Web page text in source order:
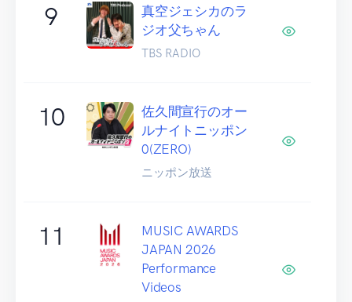
9
真空ジェシカのラ
ジオ父ちゃん
TBS RADIO
10
佐久間宣行のオー
ルナイトニッポン
0(ZERO)
ニッポン放送
11
MUSIC AWARDS
JAPAN 2026
Performance
Videos